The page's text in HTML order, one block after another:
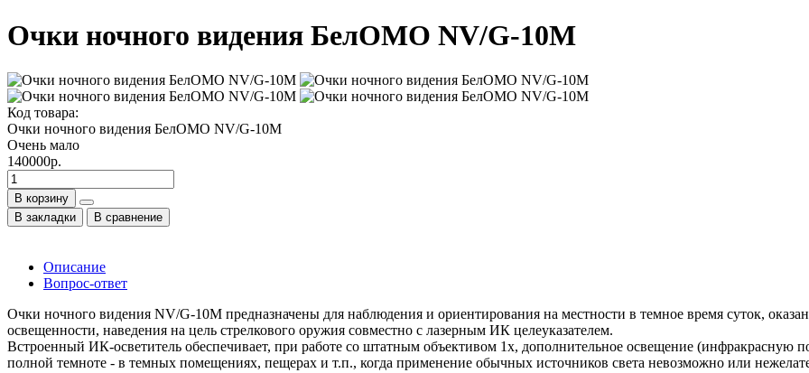
Очки ночного видения БелОМО NV/G-10M
Код товара:
Очки ночного видения БелОМО NV/G-10M
Очень мало
140000р.
В корзину
В закладки
В сравнение
Описание
Вопрос-ответ
Очки ночного видения NV/G-10M предназначены для наблюдения и ориентирования на местности в темное время суток,
освещенности, наведения на цель стрелкового оружия совместно с лазерным ИК целеуказателем.
Встроенный ИК-осветитель обеспечивает, при работе со штатным объективом 1х, дополнительное освещение (инфракрасную
полной темноте - в темных помещениях, пещерах и т.п., когда применение обычных источников света невозможно или